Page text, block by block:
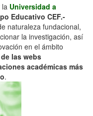
la Universidad a
Educativo CEF.-
naturaleza fundacional,
la investigación, así
en el ámbito
las webs
académicas más
.